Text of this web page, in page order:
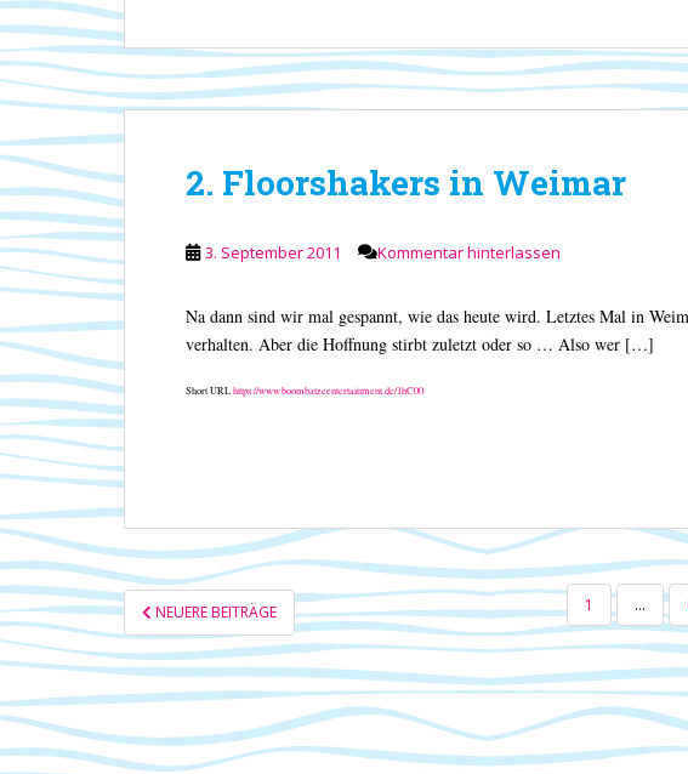
2. Floorshakers in Weimar
3. September 2011 Kommentar hinterlassen
Na dann sind wir mal gespannt, wie das heute wird. Letztes Mal in
verhalten. Aber die Hoffnung stirbt zuletzt oder so … Also wer […]
Short URLhttps://www.boombatzeentertainment.de/1hC00
SEITENNUMMERIERUNG
DER
BEITRÄGE
NEUERE BEITRÄGE 1 …